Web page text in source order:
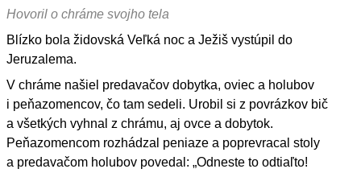
Hovoril o chráme svojho tela
Blízko bola židovská Veľká noc a Ježiš vystúpil do
Jeruzalema.
V chráme našiel predavačov dobytka, oviec a holubov
i peňazomencov, čo tam sedeli. Urobil si z povrázkov bič
a všetkých vyhnal z chrámu, aj ovce a dobytok.
Peňazomencom rozhádzal peniaze a poprevracal stoly
a predavačom holubov povedal: „Odneste to odtiaľto!